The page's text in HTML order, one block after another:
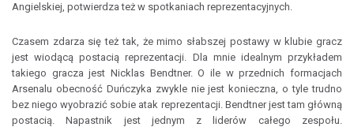
Angielskiej, potwierdza też w spotkaniach reprezentacyjnych.
Czasem zdarza się też tak, że mimo słabszej postawy w klubie gracz
jest wiodącą postacią reprezentacji. Dla mnie idealnym przykładem
takiego gracza jest Nicklas Bendtner. O ile w przednich formacjach
Arsenalu obecność Duńczyka zwykle nie jest konieczna, o tyle trudno
bez niego wyobrazić sobie atak reprezentacji. Bendtner jest tam główną
postacią. Napastnik jest jednym z liderów całego zespołu.